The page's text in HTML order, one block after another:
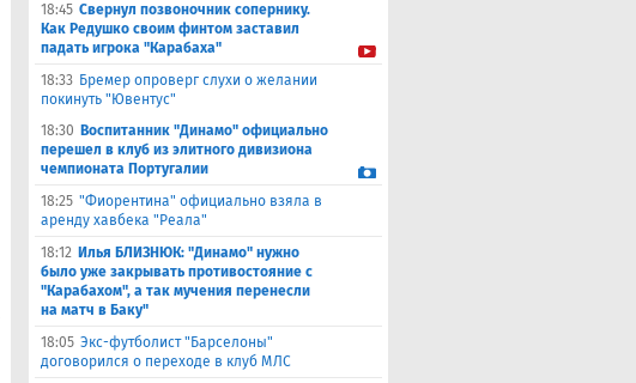
18:45 Свернул позвоночник сопернику.
Как Редушко своим финтом заставил
падать игрока "Карабаха"
18:33 Бремер опроверг слухи о желании
покинуть "Ювентус"
18:30 Воспитанник "Динамо" официально
перешел в клуб из элитного дивизиона
чемпионата Португалии
18:25 "Фиорентина" официально взяла в
аренду хавбека "Реала"
18:12 Илья БЛИЗНЮК: "Динамо" нужно
было уже закрывать противостояние с
"Карабахом", а так мучения перенесли
на матч в Баку"
18:05 Экс-футболист "Барселоны"
договорился о переходе в клуб МЛС